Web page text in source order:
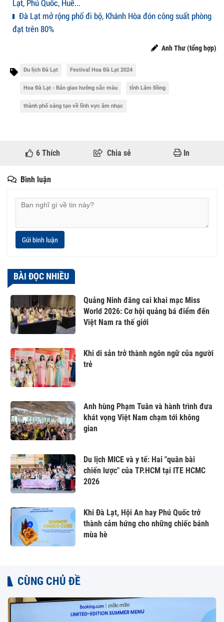
Lạt, Phú Quốc, Huế...
Đà Lạt mở rộng phố đi bộ, Khánh Hòa đón công suất phòng
đạt trên 80%
Anh Thư (tổng hợp)
Du lịch Đà Lạt Festival Hoa Đà Lạt 2024
Hoa Đà Lạt - Bản giao hưởng sắc màu tỉnh Lâm Đồng
thành phố sáng tạo về lĩnh vực âm nhạc
6Thích Chia sẻ In
Bình luận
Gửi bình luận
BÀI ĐỌC NHIỀU
Quảng Ninh đăng cai khai mạc Miss
World 2026: Cơ hội quảng bá điểm đến
Việt Nam ra thế giới
Khi di sản trở thành ngôn ngữ của người
trẻ
Anh hùng Phạm Tuân và hành trình đưa
khát vọng Việt Nam chạm tới không
gian
Du lịch MICE và y tế: Hai "quân bài
chiến lược" của TP.HCM tại ITE HCMC
2026
Khi Đà Lạt, Hội An hay Phú Quốc trở
thành cảm hứng cho những chiếc bánh
mùa hè
CÙNG CHỦ ĐỀ